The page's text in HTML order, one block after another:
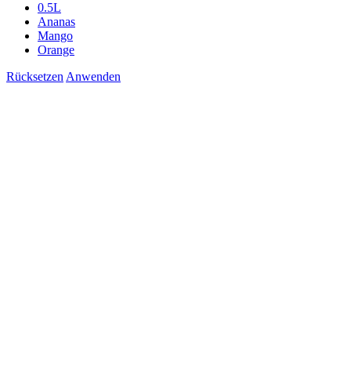
0.5L
Ananas
Mango
Orange
Rücksetzen Anwenden